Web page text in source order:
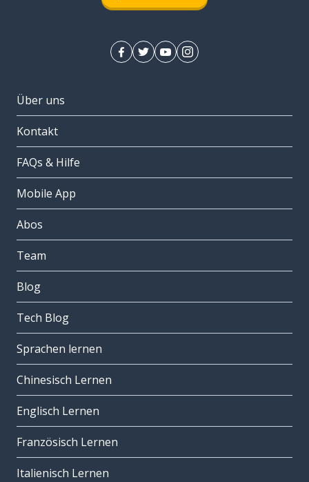
Über uns
Kontakt
FAQs & Hilfe
Mobile App
Abos
Team
Blog
Tech Blog
Sprachen lernen
Chinesisch Lernen
Englisch Lernen
Französisch Lernen
Italienisch Lernen